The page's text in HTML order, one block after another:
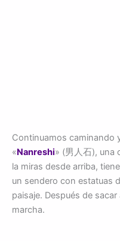
Continuamos caminando
«Nanreshi» (男人石), una
la miras desde arriba,
un sendero con estatuas
paisaje. Después de
marcha.